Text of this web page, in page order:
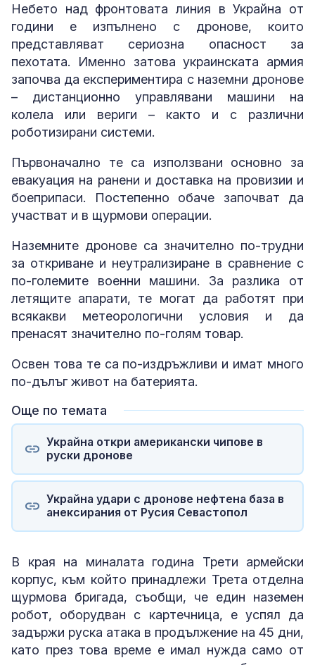
Небето над фронтовата линия в Украйна от
години е изпълнено с дронове, които
представляват сериозна опасност за
пехотата. Именно затова украинската армия
започва да експериментира с наземни дронове
– дистанционно управлявани машини на
колела или вериги – както и с различни
роботизирани системи.
Първоначално те са използвани основно за
евакуация на ранени и доставка на провизии и
боеприпаси. Постепенно обаче започват да
участват и в щурмови операции.
Наземните дронове са значително по-трудни
за откриване и неутрализиране в сравнение с
по-големите военни машини. За разлика от
летящите апарати, те могат да работят при
всякакви метеорологични условия и да
пренасят значително по-голям товар.
Освен това те са по-издръжливи и имат много
по-дълъг живот на батерията.
Още по темата
Украйна откри американски чипове в
руски дронове
Украйна удари с дронове нефтена база в
анексирания от Русия Севастопол
В края на миналата година Трети армейски
корпус, към който принадлежи Трета отделна
щурмова бригада, съобщи, че един наземен
робот, оборудван с картечница, е успял да
задържи руска атака в продължение на 45 дни,
като през това време е имал нужда само от